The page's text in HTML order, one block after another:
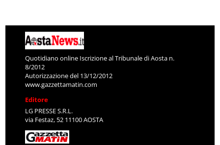
Quotidiano online Iscrizione al Tribunale di Aosta n.
8/2012
Autorizzazione del 13/12/2012
www.gazzettamatin.com
Editore
LG PRESSE S.R.L.
via Festaz, 52 11100 AOSTA